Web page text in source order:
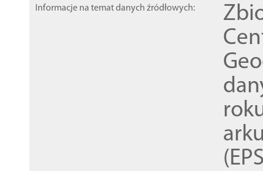
Informacje na temat danych źródłowych: